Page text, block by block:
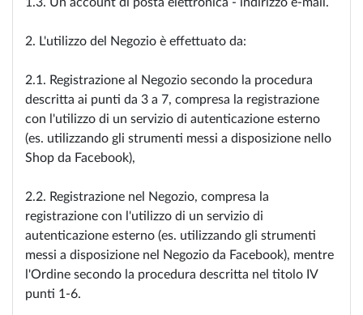
2. L'utilizzo del Negozio è effettuato da:
2.1. Registrazione al Negozio secondo la procedura
descritta ai punti da 3 a 7, compresa la registrazione
con l'utilizzo di un servizio di autenticazione esterno
(es. utilizzando gli strumenti messi a disposizione nello
Shop da Facebook),
2.2. Registrazione nel Negozio, compresa la
registrazione con l'utilizzo di un servizio di
autenticazione esterno (es. utilizzando gli strumenti
messi a disposizione nel Negozio da Facebook), mentre
l'Ordine secondo la procedura descritta nel titolo IV
punti 1-6.